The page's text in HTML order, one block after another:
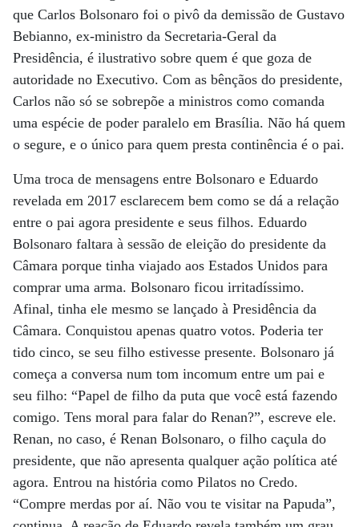
que Carlos Bolsonaro foi o pivô da demissão de Gustavo
Bebianno, ex-ministro da Secretaria-Geral da
Presidência, é ilustrativo sobre quem é que goza de
autoridade no Executivo. Com as bênçãos do presidente,
Carlos não só se sobrepõe a ministros como comanda
uma espécie de poder paralelo em Brasília. Não há quem
o segure, e o único para quem presta continência é o pai.
Uma troca de mensagens entre Bolsonaro e Eduardo
revelada em 2017 esclarecem bem como se dá a relação
entre o pai agora presidente e seus filhos. Eduardo
Bolsonaro faltara à sessão de eleição do presidente da
Câmara porque tinha viajado aos Estados Unidos para
comprar uma arma. Bolsonaro ficou irritadíssimo.
Afinal, tinha ele mesmo se lançado à Presidência da
Câmara. Conquistou apenas quatro votos. Poderia ter
tido cinco, se seu filho estivesse presente. Bolsonaro já
começa a conversa num tom incomum entre um pai e
seu filho: “Papel de filho da puta que você está fazendo
comigo. Tens moral para falar do Renan?”, escreve ele.
Renan, no caso, é Renan Bolsonaro, o filho caçula do
presidente, que não apresenta qualquer ação política até
agora. Entrou na história como Pilatos no Credo.
“Compre merdas por aí. Não vou te visitar na Papuda”,